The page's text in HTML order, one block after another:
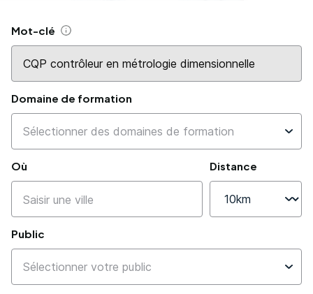
Mot-clé Aide
Domaine de formation
Où Distance
Public